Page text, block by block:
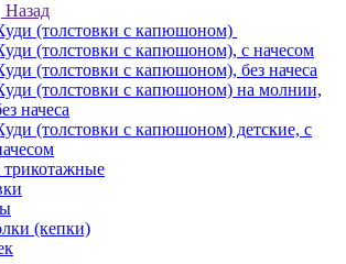
Назад
(толстовки с капюшоном)
(толстовки c капюшоном), с начесом
(толстовки c капюшоном), без начеса
(толстовки с капюшоном) на молнии,
начеса
(толстовки c капюшоном) детские, с
(кепки)